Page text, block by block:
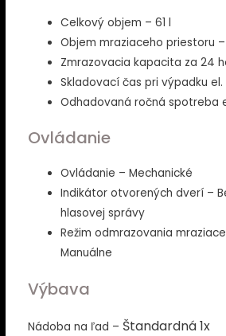
Celkový objem – 61 l
Objem mraziaceho priestoru –
Zmrazovacia kapacita za 24
Skladovací čas pri výpadku
Odhadovaná ročná spotreba
Ovládanie
Ovládanie – Mechanické
Indikátor otvorených dverí –
hlasovej správy
Režim odmrazovania
Manuálne
Výbava
Nádoba na ľad – Štandardná 1x